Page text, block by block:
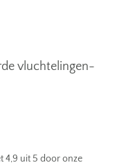
vluchtelingen-
4,9 uit 5 door onze